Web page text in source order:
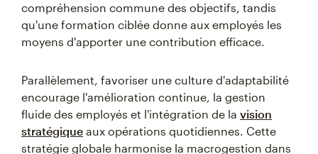
compréhension commune des objectifs, tandis
qu'une formation ciblée donne aux employés les
moyens d'apporter une contribution efficace.
Parallèlement, favoriser une culture d'adaptabilité
encourage l'amélioration continue, la gestion
fluide des employés et l'intégration de la vision
stratégique aux opérations quotidiennes. Cette
stratégie globale harmonise la macrogestion dans